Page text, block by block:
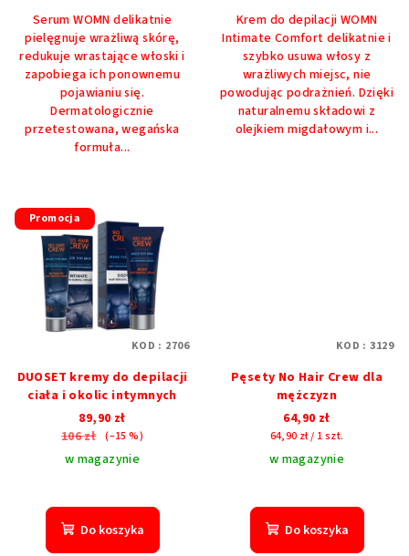
Serum WOMN delikatnie
pielęgnuje wrażliwą skórę,
redukuje wrastające włoski i
zapobiega ich ponownemu
pojawianiu się.
Dermatologicznie
przetestowana, wegańska
formuła...
Krem do depilacji WOMN
Intimate Comfort delikatnie i
szybko usuwa włosy z
wrażliwych miejsc, nie
powodując podrażnień. Dzięki
naturalnemu składowi z
olejkiem migdałowym i...
Promocja
DUOSET kremy ​​do depilacji
ciała i okolic intymnych
89,90 zł
106 zł (–15 %)
w magazynie
ocena
produktu
wynosi
Do koszyka
KOD : 2706
Pęsety No Hair Crew dla
mężczyzn
64,90 zł
Cena
jednostkowa:
64,90 zł / 1 szt.
w magazynie
Do koszyka
KOD : 3129